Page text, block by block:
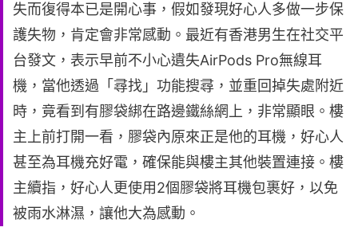
失而復得本已是開心事，假如發現好心人多做一步保
護失物，肯定會非常感動。最近有香港男生在社交平
台發文，表示早前不小心遺失AirPods Pro無線耳
機，當他透過「尋找」功能搜尋，並重回掉失處附近
時，竟看到有膠袋綁在路邊鐵絲網上，非常顯眼。樓
主上前打開一看，膠袋內原來正是他的耳機，好心人
甚至為耳機充好電，確保能與樓主其他裝置連接。樓
主續指，好心人更使用2個膠袋將耳機包裹好，以免
被雨水淋濕，讓他大為感動。